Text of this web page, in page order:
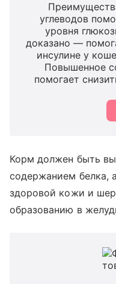
углеводов
уровня
доказано —
инсулине у
Повышенное
помогает
Корм должен быть
содержанием белка,
здоровой кожи и
образованию в